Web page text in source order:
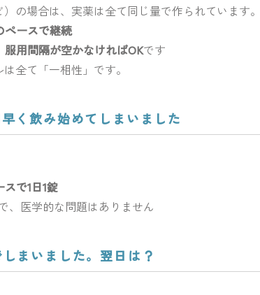
の場合は、実薬は全て同じ量で作られています。
ペースで継続
服用間隔が空かなければOKです
全て「一相性」です。
く飲み始めてしまいました
で1日1錠
、医学的な問題はありません
まいました。翌日は？